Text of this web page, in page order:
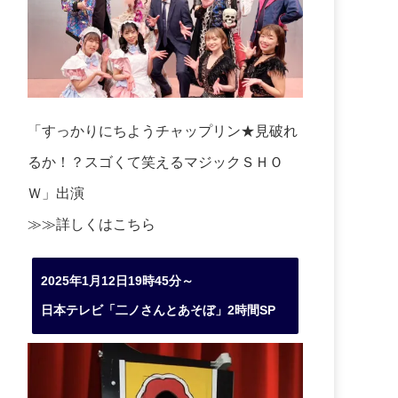
「すっかりにちようチャップリン★見破れ
るか！？スゴくて笑えるマジックＳＨＯ
Ｗ」出演
≫≫詳しくはこちら
2025年1月12日19時45分～
日本テレビ「二ノさんとあそぼ」2時間SP